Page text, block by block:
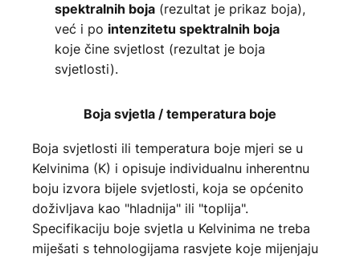
spektralnih boja (rezultat je prikaz boja),
već i po intenzitetu spektralnih boja
koje čine svjetlost (rezultat je boja
svjetlosti).
Boja svjetla / temperatura boje
Boja svjetlosti ili temperatura boje mjeri se u
Kelvinima (K) i opisuje individualnu inherentnu
boju izvora bijele svjetlosti, koja se općenito
doživljava kao "hladnija" ili "toplija".
Specifikaciju boje svjetla u Kelvinima ne treba
miješati s tehnologijama rasvjete koje mijenjaju